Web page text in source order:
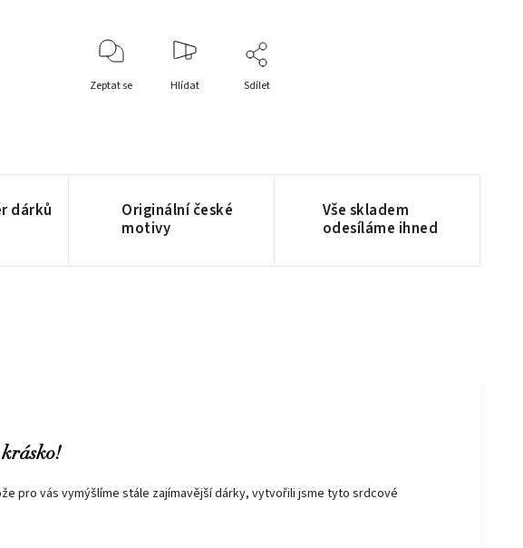
Zeptat se Hlídat Sdílet
dárků
Originální české
motivy
Vše skladem
odesíláme ihned
pro vás vymýšlíme stále zajímavější dárky, vytvořili jsme tyto srdcové